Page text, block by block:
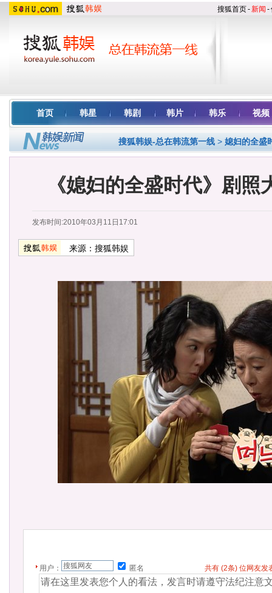
搜狐首页-新闻 -
首页 韩星 韩剧 韩片 韩乐 视频
搜狐韩娱-总在韩流第一线 > 媳妇的全盛
《媳妇的全盛时代》剧
发布时间:2010年03月11日17:01
来源： 搜狐韩娱
用户： 匿名 共有 (2条) 位网友发